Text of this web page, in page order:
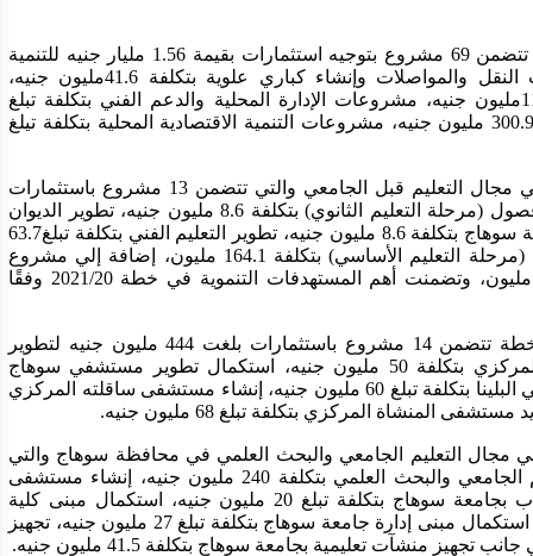
وفي مجال التنمية المحلية أفاد التقرير أن الخطة تتضمن 69 مشروع بتوجيه استثمارات بقيمة 1.56 مليار جنيه للتنمية
المحلية حيث تتمثل المشروعات في مشروعات النقل والمواصلات وإنشاء كباري علوية بتكلفة 41.6مليون جنيه،
مشروعات التنمية الريفية والحضرية بتكلفة 119.3مليون جنيه، مشروعات الإدارة المحلية والدعم الفني بتكلفة تبلغ
122مليون جنيه، مشروعات تحسين البيئة بتكلفة 300.9 مليون جنيه، مشروعات التنمية الاقتصادية المحلية بتكلفة تيلغ
494.6 مليون جنيه تتضمن مشروع إنشاء وتجهيز فصول (مرحلة التعليم الثانوي) بتكلفة 8.6 مليون جنيه، تطوير الديوان
العام والإدارات التعليمية والمطابع السرية بمحافظة سوهاج بتكلفة 8.6 مليون جنيه، تطوير التعليم الفني بتكلفة تبلغ63.7
مليون جنيه، إحلال وتجديد مدارس وإنشاء فصول (مرحلة التعليم الأساسي) بتكلفة 164.1 مليون، إضافة إلي مشروع
تطوير خدمات التعليم بالقرى الأكثر إحتياجًا 250 مليون، وتضمنت أهم المستهدفات التنموية في خطة 2021/20 وفقًا
وفيما يتعلق بمجال الصحة فكشف التقرير أن الخطة تتضمن 14 مشروع باستثمارات بلغت 444 مليون جنيه لتطوير
خدمات الصحة تتضمن إنشاء مستشفي طهطا المركزي بتكلفة 50 مليون جنيه، استكمال تطوير مستشفي سوهاج
التعليمي بسوهاج بـ 54 مليون جنيه، إنشاء مستشفي البلينا بتكلفة تبلغ 60 مليون جنيه، إنشاء مستشفى ساقلته المركزي
.
ولفت التقرير كذلك إلي ماتقدمه خطة المواطن في مجال التعليم الجامعي والبحث العلمي في محافظة سوهاج والتي
تضم 14 مشروع يتمثل في تطوير خدمات التعليم الجامعي والبحث العلمي بتكلفة 240 مليون جنيه، إنشاء مستشفى
الطوارئ وجراحات القلب والصدر والمخ والأعصاب بجامعة سوهاج بتكلفة تبلغ 20 مليون جنيه، استكمال مبنى كلية
الحقوق بجامعة سوهاج بتكلفة تبلغ 20 مليون جنيه، استكمال مبنى إدارة جامعة سوهاج بتكلفة تبلغ 27 مليون جنيه، تجهيز
.